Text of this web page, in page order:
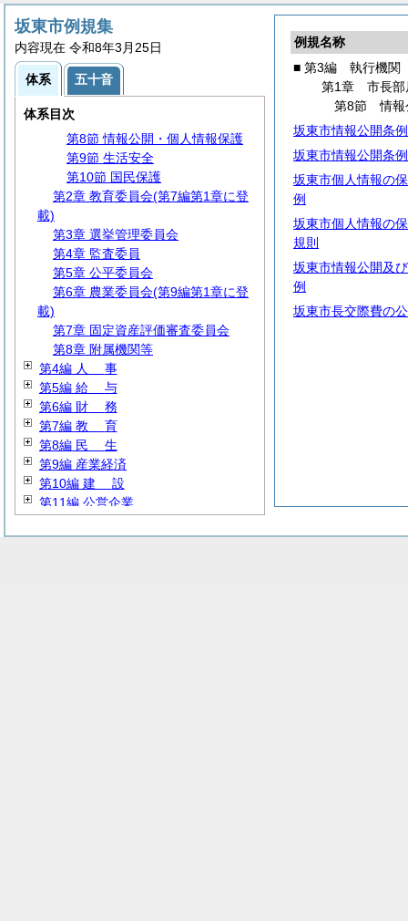
例規名称
■ 第3編 執行機関
第1章 市長部
第8節 情報
坂東市情報公開条例
坂東市情報公開条
坂東市個人情報の
例
坂東市個人情報の
規則
坂東市情報公開及
例
坂東市長交際費の
坂東市例規集
内容現在 令和8年3月25日
体系 五十音
体系目次
第1節 事務分掌
第2節 代理・代決等
第3節 文書・公印
第4節 情報管理
第5節 行政手続
第6節 社会保障・税番号制度
第7節 広報・広聴
第8節 情報公開・個人情報保護
第9節 生活安全
第10節 国民保護
第2章 教育委員会(第7編第1章に登
載)
第3章 選挙管理委員会
第4章 監査委員
第5章 公平委員会
第6章 農業委員会(第9編第1章に登
載)
第7章 固定資産評価審査委員会
第8章 附属機関等
第4編 人 事
第5編 給 与
第6編 財 務
第7編 教 育
第8編 民 生
第9編 産業経済
第10編 建 設
第11編 公営企業
第13編 その他